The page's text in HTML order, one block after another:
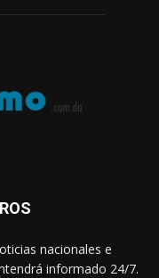
nacionales e
informado 24/7.